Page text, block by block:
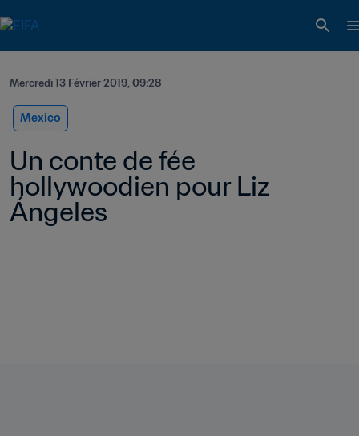
Mercredi 13 Février 2019, 09:28
Mexico
Un conte de fée
hollywoodien pour Liz
Ángeles